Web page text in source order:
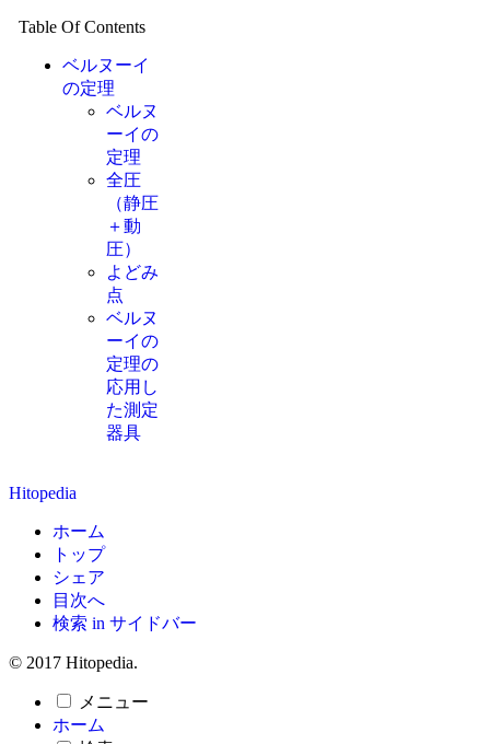
Table Of Contents
ベルヌーイ
の定理
ベルヌ
ーイの
定理
全圧
（静圧
＋動
圧）
よどみ
点
ベルヌ
ーイの
定理の
応用し
た測定
器具
Hitopedia
ホーム
トップ
シェア
目次へ
検索 in サイドバー
© 2017 Hitopedia.
メニュー
ホーム